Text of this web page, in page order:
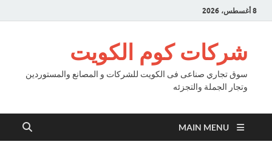
8 أغسطس، 2026
شركات كوم الكويت
سوق تجاري صناعى فى الكويت للشركات و المصانع والمستوردين
وتجار الجملة والتجزئه
MAIN MENU